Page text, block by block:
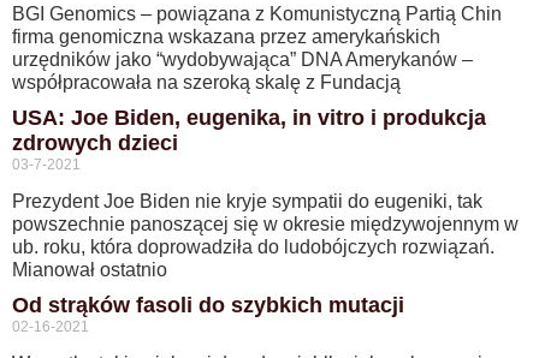
BGI Genomics – powiązana z Komunistyczną Partią Chin
firma genomiczna wskazana przez amerykańskich
urzędników jako “wydobywająca” DNA Amerykanów –
współpracowała na szeroką skalę z Fundacją
USA: Joe Biden, eugenika, in vitro i produkcja
zdrowych dzieci
03-7-2021
Prezydent Joe Biden nie kryje sympatii do eugeniki, tak
powszechnie panoszącej się w okresie międzywojennym w
ub. roku, która doprowadziła do ludobójczych rozwiązań.
Mianował ostatnio
Od strąków fasoli do szybkich mutacji
02-16-2021